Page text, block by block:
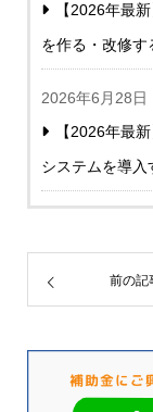
【2026年最
を作る・改修
2026年6月28日
【2026年最
システムを導入
前の記